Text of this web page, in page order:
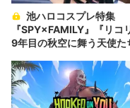
『SPY×FAMILY』『リコ
9年目の秋空に舞う天使た